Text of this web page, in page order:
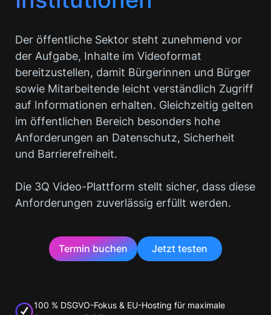
Der öffentliche Sektor steht zunehmend vor
der Aufgabe, Inhalte im Videoformat
bereitzustellen, damit Bürgerinnen und Bürger
sowie Mitarbeitende leicht verständlich Zugriff
auf Informationen erhalten. Gleichzeitig gelten
im öffentlichen Bereich besonders hohe
Anforderungen an Datenschutz, Sicherheit
und Barrierefreiheit.
Die 3Q Video-Plattform stellt sicher, dass diese
Anforderungen zuverlässig erfüllt werden.
Termin buchen Jetzt testen
100 % DSGVO-Fokus & EU-Hosting für maximale